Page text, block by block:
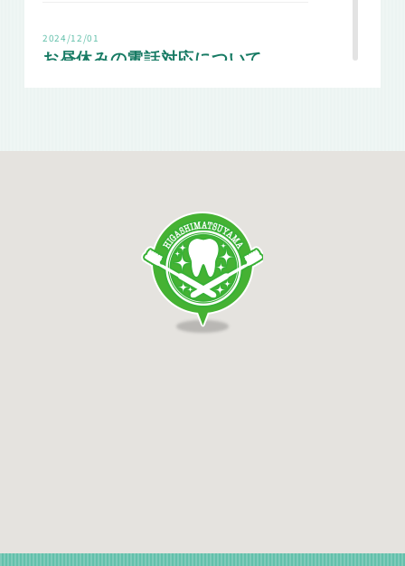
2024/12/01
お昼休みの電話対応について
解の程宜しくお願い申し上げます。
5/29の診療時間について